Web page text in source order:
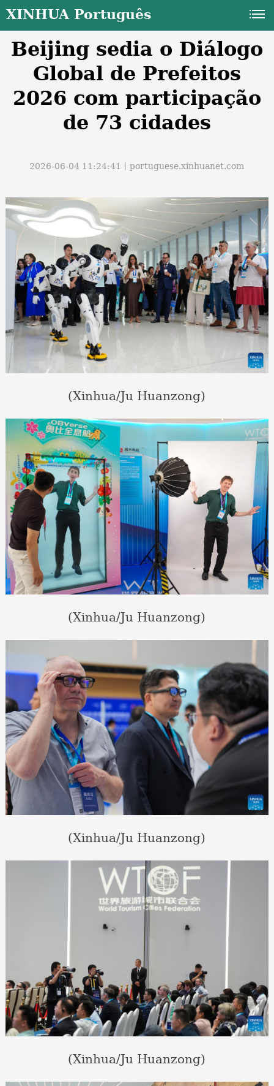
XINHUA Português
Beijing sedia o Diálogo
Global de Prefeitos
2026 com participação
de 73 cidades
2026-06-04 11:24:41丨portuguese.xinhuanet.com
(Xinhua/Ju Huanzong)
(Xinhua/Ju Huanzong)
(Xinhua/Ju Huanzong)
(Xinhua/Ju Huanzong)